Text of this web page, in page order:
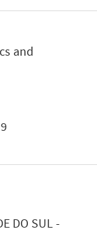
and
DO SUL -